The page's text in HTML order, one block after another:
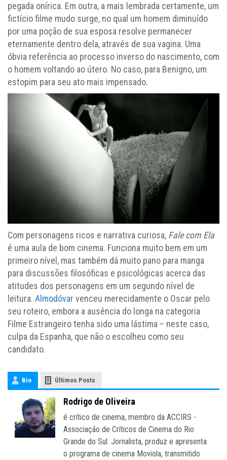
pegada onírica. Em outra, a mais lembrada certamente, um
fictício filme mudo surge, no qual um homem diminuído
por uma poção de sua esposa resolve permanecer
eternamente dentro dela, através de sua vagina. Uma
óbvia referência ao processo inverso do nascimento, com
o homem voltando ao útero. No caso, para Benigno, um
estopim para seu ato mais impensado.
Com personagens ricos e narrativa curiosa, Fale com Ela
é uma aula de bom cinema. Funciona muito bem em um
primeiro nível, mas também dá muito pano para manga
para discussões filosóficas e psicológicas acerca das
atitudes dos personagens em um segundo nível de
leitura. Almodóvar venceu merecidamente o Oscar pelo
seu roteiro, embora a ausência do longa na categoria
Filme Estrangeiro tenha sido uma lástima – neste caso,
culpa da Espanha, que não o escolheu como seu
candidato.
Bio Últimos Posts
Rodrigo de Oliveira
é crítico de cinema, membro da ACCIRS -
Associação de Críticos de Cinema do Rio
Grande do Sul. Jornalista, produz e apresenta
o programa de cinema Moviola, transmitido